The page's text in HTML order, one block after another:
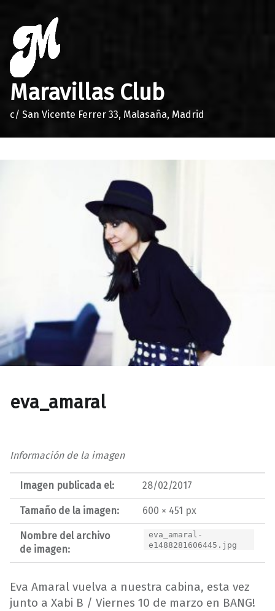
Maravillas Club
c/ San Vicente Ferrer 33, Malasaña, Madrid
eva_amaral
Información de la imagen
Imagen publicada el: 28/02/2017
Tamaño de la imagen: 600 × 451 px
Nombre del archivo
de imagen:
eva_amaral-
e1488281606445.jpg
Eva Amaral vuelva a nuestra cabina, esta vez
junto a Xabi B / Viernes 10 de marzo en BANG!